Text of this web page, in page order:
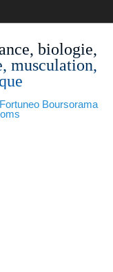
biologie,
musculation,
Fortuneo Boursorama